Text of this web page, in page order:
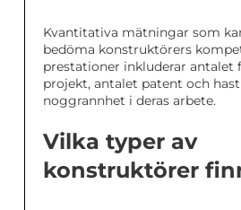
Kvantitativa mätningar som
bedöma konstruktörers
prestationer inkluderar antalet
projekt, antalet patent och
noggrannhet i deras arbete.
Vilka typer av
konstruktörer